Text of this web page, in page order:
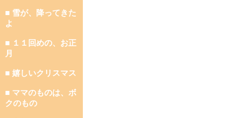
■ 雪が、降ってきた
よ
■ １１回めの、お正
月
■ 嬉しいクリスマス
■ ママのものは、ボ
クのもの